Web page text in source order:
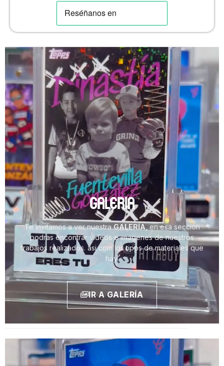
GALERIA
Te invitamos a ver nuestraGALERÍA, en esa seccion
podras encontrar videos e imagenes de nuestros
trabajos realizados. asi com los tipos de materiales que
hay.
IR A GALERÍA